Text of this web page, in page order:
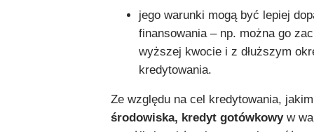
jego warunki mogą być lepiej
finansowania – np. można go
wyższej kwocie i z dłuższym
kredytowania.
Ze względu na cel kredytowania,
środowiska, kredyt gotówkowyw